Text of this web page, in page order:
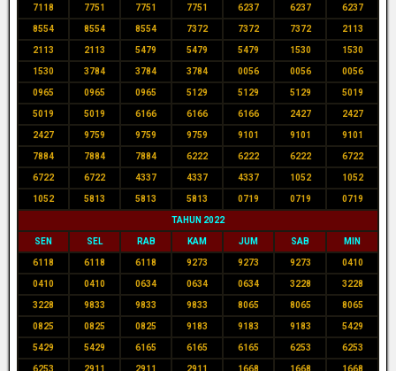
7118 7751 7751 7751 6237 6237 6237
8554 8554 8554 7372 7372 7372 2113
2113 2113 5479 5479 5479 1530 1530
1530 3784 3784 3784 0056 0056 0056
0965 0965 0965 5129 5129 5129 5019
5019 5019 6166 6166 6166 2427 2427
2427 9759 9759 9759 9101 9101 9101
7884 7884 7884 6222 6222 6222 6722
6722 6722 4337 4337 4337 1052 1052
1052 5813 5813 5813 0719 0719 0719
TAHUN 2022
SEN SEL RAB KAM JUM SAB MIN
6118 6118 6118 9273 9273 9273 0410
0410 0410 0634 0634 0634 3228 3228
3228 9833 9833 9833 8065 8065 8065
0825 0825 0825 9183 9183 9183 5429
5429 5429 6165 6165 6165 6253 6253
6253 2911 2911 2911 1668 1668 1668